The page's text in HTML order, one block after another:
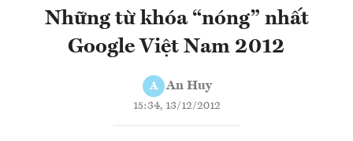
Những từ khóa “nóng” nhất
Google Việt Nam 2012
A An Huy
15:34, 13/12/2012